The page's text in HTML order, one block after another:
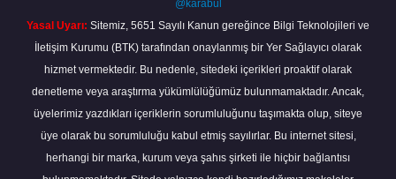
@karabul
Yasal Uyarı: Sitemiz, 5651 Sayılı Kanun gereğince Bilgi Teknolojileri ve
İletişim Kurumu (BTK) tarafından onaylanmış bir Yer Sağlayıcı olarak
hizmet vermektedir. Bu nedenle, sitedeki içerikleri proaktif olarak
denetleme veya araştırma yükümlülüğümüz bulunmamaktadır. Ancak,
üyelerimiz yazdıkları içeriklerin sorumluluğunu taşımakta olup, siteye
üye olarak bu sorumluluğu kabul etmiş sayılırlar. Bu internet sitesi,
herhangi bir marka, kurum veya şahıs şirketi ile hiçbir bağlantısı